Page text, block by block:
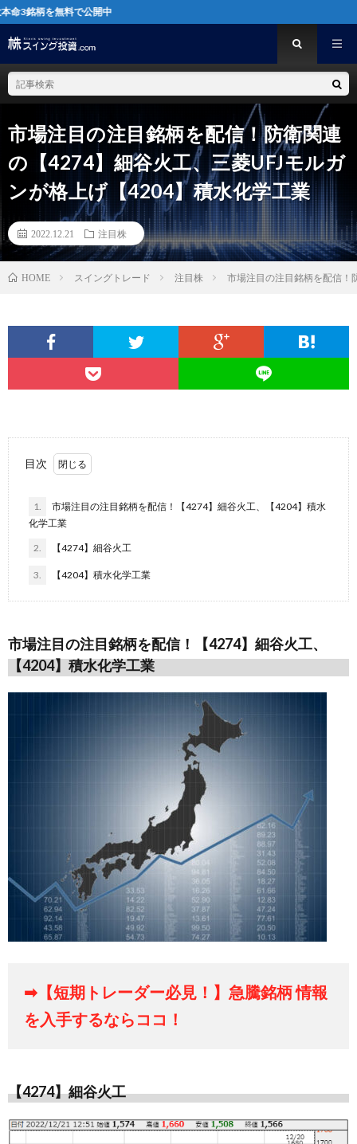
で公開中
市場注目の注目銘柄を配信！防衛関連
の【4274】細谷火工、三菱UFJモルガ
ンが格上げ【4204】積水化学工業
2022.12.21 注目株
HOME スイングトレード 注目株 市場注目の注目銘柄を配信！
目次
1.
市場注目の注目銘柄を配信！【4274】細谷火工、【4204】積水
化学工業
2. 【4274】細谷火工
3. 【4204】積水化学工業
市場注目の注目銘柄を配信！【4274】細谷火工、
【4204】積水化学工業
➡【短期トレーダー必見！】急騰銘柄 情報
を入手するならココ！
【4274】細谷火工